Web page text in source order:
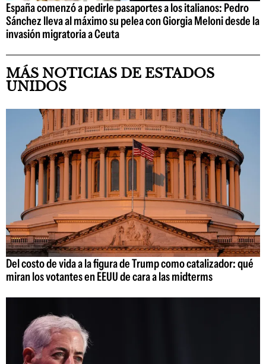
España comenzó a pedirle pasaportes a los italianos: Pedro
Sánchez lleva al máximo su pelea con Giorgia Meloni desde la
invasión migratoria a Ceuta
MÁS NOTICIAS DE ESTADOS
UNIDOS
Del costo de vida a la figura de Trump como catalizador: qué
miran los votantes en EEUU de cara a las midterms